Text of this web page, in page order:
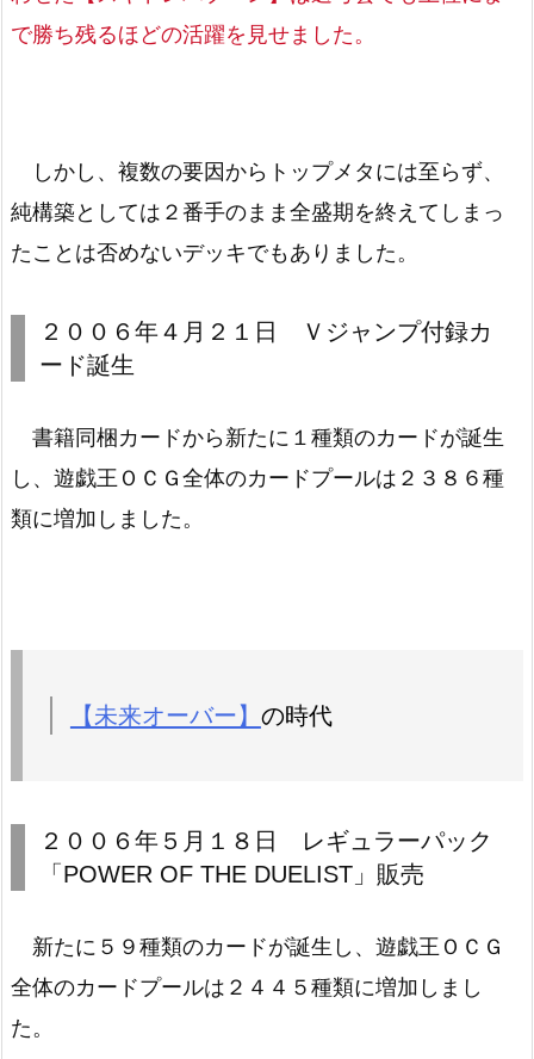
で勝ち残るほどの活躍を見せました。
しかし、複数の要因からトップメタには至らず、
純構築としては２番手のまま全盛期を終えてしまっ
たことは否めないデッキでもありました。
２００６年４月２１日 Ｖジャンプ付録カ
ード誕生
書籍同梱カードから新たに１種類のカードが誕生
し、遊戯王ＯＣＧ全体のカードプールは２３８６種
類に増加しました。
【未来オーバー】 の時代
２００６年５月１８日 レギュラーパック
「POWER OF THE DUELIST」販売
新たに５９種類のカードが誕生し、遊戯王ＯＣＧ
全体のカードプールは２４４５種類に増加しまし
た。